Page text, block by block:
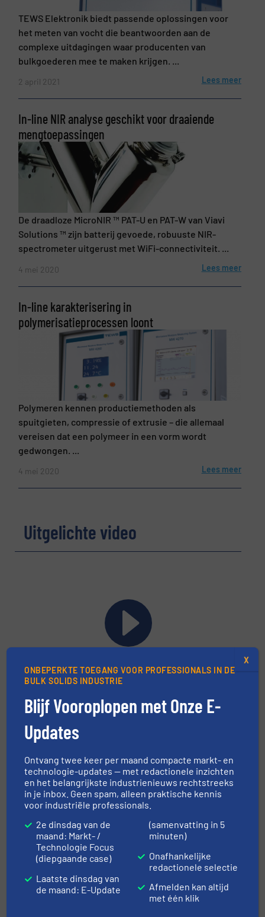
TEWS Elektronik biedt passende oplossingen voor
het meten van vocht die beantwoorden aan de
complexe uitdagingen waar producenten van
bulkgoederen mee te maken krijgen. ...
2 april 2021 Lees meer
In-line NIR analyse geschikt voor draaiende
mengtoepassingen
De draadloze MicroNIR ™ PAT-U en PAT-W van Viavi
Solutions ™ zijn batterij gevoede, robuuste NIR-
spectrometer uitgerust met WiFi-connectiviteit. ...
4 mei 2020 Lees meer
In-line karakterisering in
polymerisatieprocessen loont
Polymeren kennen productiemethoden als
spuitgieten, compressie of extrusie – die allemaal
vereisen dat een polymeer in een vorm wordt
gedwongen. ...
4 mei 2020 Lees meer
Uitgelichte video
HETHON levert geavanceerde doseersystemen aan
Indiase pindakaasfabriek
Doe mee
DEEL UW NIEUWS
Evenementen
16 sep, 2026
ONBEPERKTE TOEGANG VOOR PROFESSIONALS IN DE
BULK SOLIDS INDUSTRIE
Blijf Vooroplopen met Onze E-
Updates
Ontvang twee keer per maand compacte markt- en
technologie-updates — met redactionele inzichten
en het belangrijkste industrienieuws rechtstreeks
in je inbox. Geen spam, alleen praktische kennis
voor industriële professionals.
2e dinsdag van de
maand: Markt- /
Technologie Focus
(diepgaande case)
Laatste dinsdag van
de maand: E-Update
(samenvatting in 5
minuten)
Onafhankelijke
redactionele selectie
Afmelden kan altijd
met één klik
X